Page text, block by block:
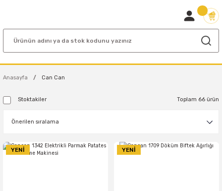
Anasayfa Can Can
Stoktakiler Toplam 66 ürün
YENİ YENİ